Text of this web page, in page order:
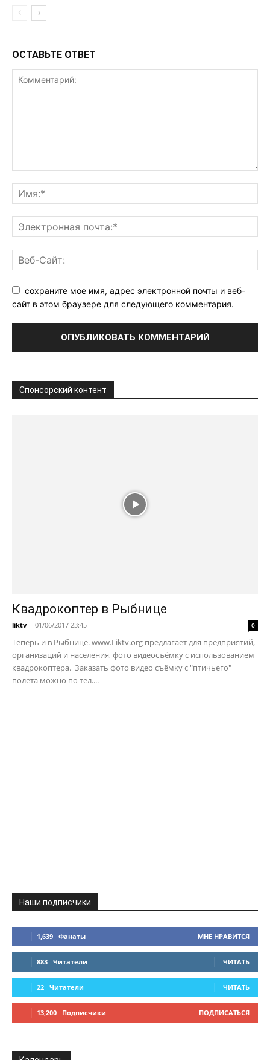
ОСТАВЬТЕ ОТВЕТ
сохраните мое имя, адрес электронной почты и веб-
сайт в этом браузере для следующего комментария.
Спонсорский контент
Квадрокоптер в Рыбнице
liktv - 01/06/2017 23:45 0
Теперь и в Рыбнице. www.Liktv.org предлагает для предприятий,
организаций и населения, фото видеосъёмку с использованием
квадрокоптера. Заказать фото видео съёмку с "птичьего"
полета можно по тел....
Наши подписчики
1,639 Фанаты МНЕ НРАВИТСЯ
883 Читатели ЧИТАТЬ
22 Читатели ЧИТАТЬ
13,200 Подписчики ПОДПИСАТЬСЯ